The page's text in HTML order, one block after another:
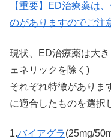
【重要】ED治療薬は
のがありますのでご注
現状、ED治療薬は大
ェネリックを除く)
それぞれ特徴がありま
に適合したものを選択
1.バイアグラ(25mg/